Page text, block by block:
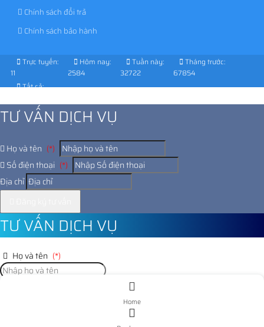
Chính sách đổi trả
Chính sách bảo hành
Trực tuyến:
11
Hôm nay:
2584
Tuần này:
32722
Tháng trước:
67854
Tất cả:
TƯ VẤN DỊCH VỤ
Họ và tên (*)
Số điện thoại (*)
Địa chỉ
TƯ VẤN DỊCH VỤ
Họ và tên (*)
Home